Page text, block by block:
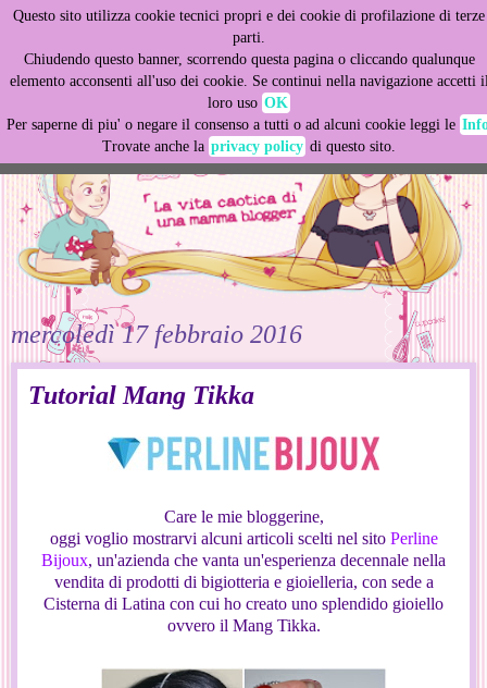
Questo sito utilizza cookie tecnici propri e dei cookie di profilazione di terze
parti.
Chiudendo questo banner, scorrendo questa pagina o cliccando qualunque
elemento acconsenti all'uso dei cookie. Se continui nella navigazione accetti
loro uso OK
Per saperne di piu' o negare il consenso a tutti o ad alcuni cookie leggi le
Trovate anche la privacy policy di questo sito.
mercoledì 17 febbraio 2016
Tutorial Mang Tikka
Care le mie bloggerine,
oggi voglio mostrarvi alcuni articoli scelti nel sito Perline
Bijoux, un'azienda che vanta un'esperienza decennale nella
vendita di prodotti di bigiotteria e gioielleria, con sede a
Cisterna di Latina con cui ho creato uno splendido gioiello
ovvero il Mang Tikka.
This site uses cookies from Google to deliver its services
and to analyze traffic. Your IP address and user-agent are
shared with Google along with performance and security
metrics to ensure quality of service, generate usage
statistics, and to detect and address abuse.
LEARN MORE GOT IT